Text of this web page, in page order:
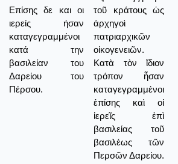
Επίσης δε και οι
ιερείς ήσαν
καταγεγραμμένοι
κατά την
βασιλείαν του
Δαρείου του
Πέρσου.
τοῦ κράτους ὡς
ἀρχηγοὶ
πατριαρχικῶν
οἰκογενειῶν.
Κατὰ τὸν ἴδιον
τρόπον ἦσαν
καταγεγραμμένοι
ἐπίσης καὶ οἱ
ἱερεῖς ἐπὶ
βασιλείας τοῦ
βασιλέως τῶν
Περσῶν Δαρείου.